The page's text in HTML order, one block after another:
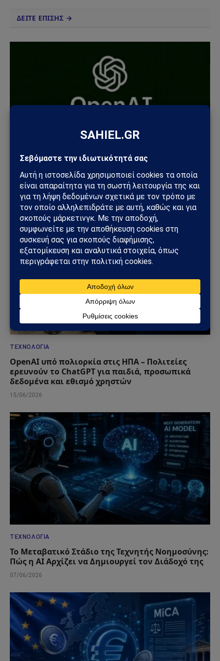
ΔΕΙΤΕ ΕΠΙΣΗΣ →
OpenAI Codex: Σφάλμα στο σύστημα πιστώσεων
προκάλεσε αναστάτωση στους προγραμματιστές
05/07/2026
ΤΕΧΝΟΛΟΓΊΑ
OpenAI υπό πολιορκία στις ΗΠΑ – Πολιτείες
ερευνούν το ChatGPT για παιδιά, προσωπικά
δεδομένα και εθισμό χρηστών
15/06/2026
ΤΕΧΝΟΛΟΓΊΑ
Το Μεταβατικό Στάδιο της Τεχνητής Νοημοσύνης:
Πώς η AI Αρχίζει να Δημιουργεί τον Διάδοχό της
07/06/2026